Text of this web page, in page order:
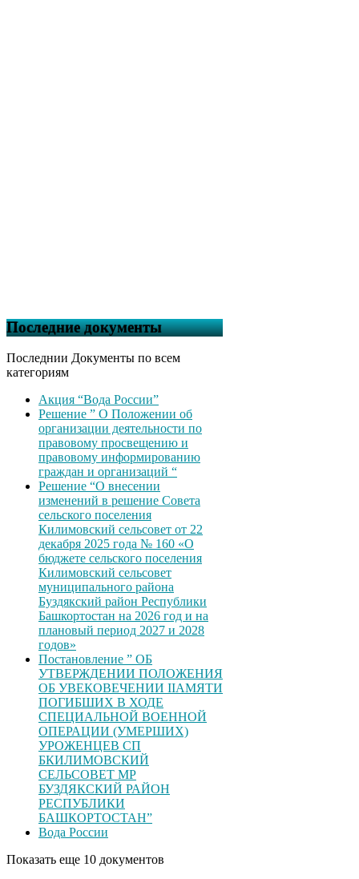
Последние документы
Последнии Документы по всем
категориям
Акция “Вода России”
Решение ” О Положении об
организации деятельности по
правовому просвещению и
правовому информированию
граждан и организаций “
Решение “О внесении
изменений в решение Совета
сельского поселения
Килимовский сельсовет от 22
декабря 2025 года № 160 «О
бюджете сельского поселения
Килимовский сельсовет
муниципального района
Буздякский район Республики
Башкортостан на 2026 год и на
плановый период 2027 и 2028
годов»
Постановление ” ОБ
УТВЕРЖДЕНИИ ПОЛОЖЕНИЯ
ОБ УВЕКОВЕЧЕНИИ ІІАМЯТИ
ПОГИБШИХ В ХОДЕ
СПЕЦИАЛЬНОЙ ВОЕННОЙ
ОПЕРАЦИИ (УМЕРШИХ)
УРОЖЕНЦЕВ CП
БКИЛИМОВСКИЙ
СЕЛЬСОВЕТ МР
БУЗДЯКСКИЙ РАЙОН
РЕСПУБЛИКИ
БАШКОРТОСТАН”
Вода России
Показать еще 10 документов